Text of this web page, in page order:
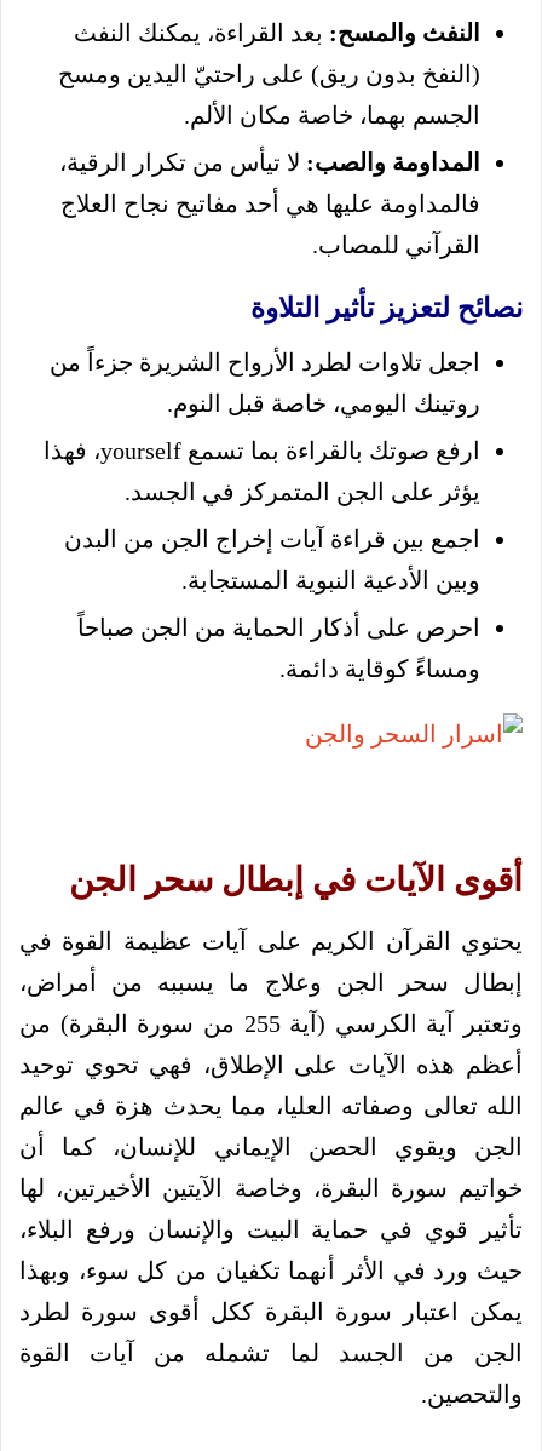
النفث والمسح: بعد القراءة، يمكنك النفث
(النفخ بدون ريق) على راحتيّ اليدين ومسح
الجسم بهما، خاصة مكان الألم.
المداومة والصب: لا تيأس من تكرار الرقية،
فالمداومة عليها هي أحد مفاتيح نجاح العلاج
القرآني للمصاب.
نصائح لتعزيز تأثير التلاوة
اجعل تلاوات لطرد الأرواح الشريرة جزءاً من
روتينك اليومي، خاصة قبل النوم.
ارفع صوتك بالقراءة بما تسمع yourself، فهذا
يؤثر على الجن المتمركز في الجسد.
اجمع بين قراءة آيات إخراج الجن من البدن
وبين الأدعية النبوية المستجابة.
احرص على أذكار الحماية من الجن صباحاً
ومساءً كوقاية دائمة.
أقوى الآيات في إبطال سحر الجن
يحتوي القرآن الكريم على آيات عظيمة القوة في
إبطال سحر الجن وعلاج ما يسببه من أمراض،
وتعتبر آية الكرسي (آية 255 من سورة البقرة) من
أعظم هذه الآيات على الإطلاق، فهي تحوي توحيد
الله تعالى وصفاته العليا، مما يحدث هزة في عالم
الجن ويقوي الحصن الإيماني للإنسان، كما أن
خواتيم سورة البقرة، وخاصة الآيتين الأخيرتين، لها
تأثير قوي في حماية البيت والإنسان ورفع البلاء،
حيث ورد في الأثر أنهما تكفيان من كل سوء، وبهذا
يمكن اعتبار سورة البقرة ككل أقوى سورة لطرد
الجن من الجسد لما تشمله من آيات القوة
والتحصين.